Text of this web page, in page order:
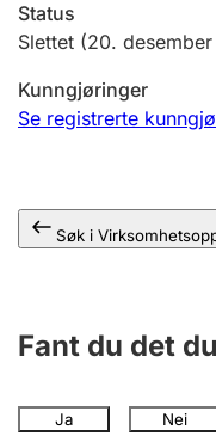
Jeger
Offentlig sektor
Andre tema
Status
Slettet (20.
Kunngjøringer
Se registrerte
Søk i
Fant du det
Ja Nei